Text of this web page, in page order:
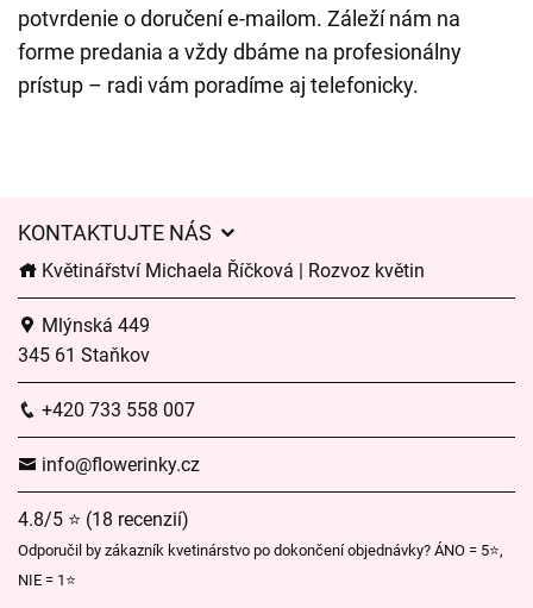
potvrdenie o doručení e-mailom. Záleží nám na
forme predania a vždy dbáme na profesionálny
prístup – radi vám poradíme aj telefonicky.
KONTAKTUJTE NÁS
Květinářství Michaela Říčková | Rozvoz květin
Mlýnská 449
345 61 Staňkov
+420 733 558 007
info@flowerinky.cz
4.8/5 ⭐ (18 recenzií)
Odporučil by zákazník kvetinárstvo po dokončení objednávky? ÁNO = 5⭐,
NIE = 1⭐